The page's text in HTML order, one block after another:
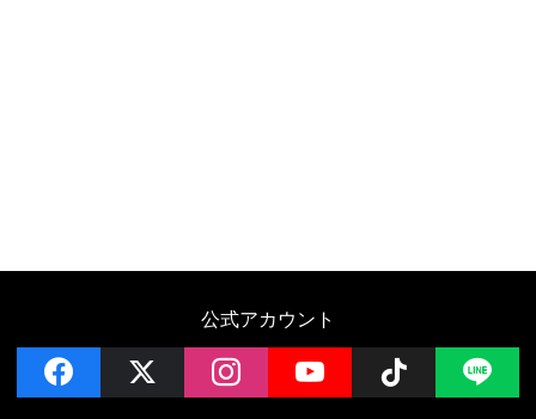
公式アカウント
facebook instagramYouTube Follow